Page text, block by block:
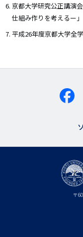
京都大学研究公正講演
仕組み作りを考えるー
平成26年度京都大学全
〒